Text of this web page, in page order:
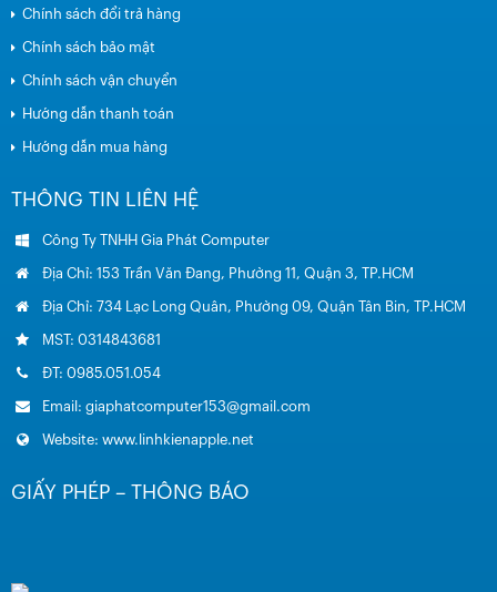
Chính sách đổi trả hàng
Chính sách bảo mật
Chính sách vận chuyển
Hướng dẫn thanh toán
Hướng dẫn mua hàng
THÔNG TIN LIÊN HỆ
Công Ty TNHH Gia Phát Computer
Địa Chỉ: 153 Trần Văn Đang, Phường 11, Quận 3, TP.HCM
Địa Chỉ: 734 Lạc Long Quân, Phường 09, Quận Tân Bin, TP.HCM
MST: 0314843681
ĐT: 0985.051.054
Email: giaphatcomputer153@gmail.com
Website: www.linhkienapple.net
GIẤY PHÉP – THÔNG BÁO